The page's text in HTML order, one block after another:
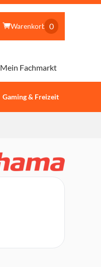
Warenkorb 0
Gaming & Freizeit
Mein Fachmarkt